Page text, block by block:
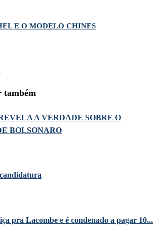
E O MODELO CHINES
também
A VERDADE SOBRE O
BOLSONARO
pra Lacombe e é condenado a pagar 10...